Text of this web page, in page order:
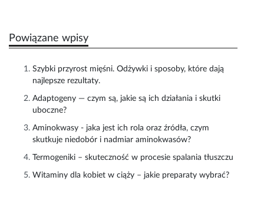
Powiązane wpisy
Szybki przyrost mięśni. Odżywki i sposoby, które dają
najlepsze rezultaty.
Adaptogeny — czym są, jakie są ich działania i skutki
uboczne?
Aminokwasy - jaka jest ich rola oraz źródła, czym
skutkuje niedobór i nadmiar aminokwasów?
Termogeniki – skuteczność w procesie spalania tłuszczu
Witaminy dla kobiet w ciąży – jakie preparaty wybrać?